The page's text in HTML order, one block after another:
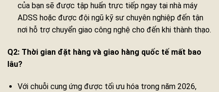
của bạn sẽ được tập huấn trực tiếp ngay tại nhà máy
ADSS hoặc được đội ngũ kỹ sư chuyên nghiệp đến tận
nơi hỗ trợ chuyển giao công nghệ cho đến khi thành thạo.
Q2: Thời gian đặt hàng và giao hàng quốc tế mất bao
lâu?
Với chuỗi cung ứng được tối ưu hóa trong năm 2026,